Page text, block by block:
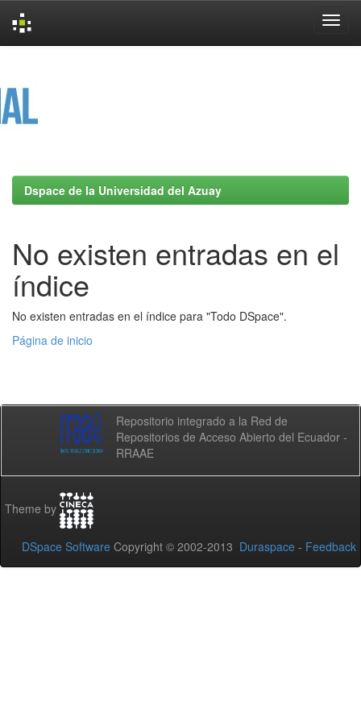
Dspace de la Universidad del Azuay
No existen entradas en el
índice
No existen entradas en el índice para "Todo DSpace".
Página de inicio
Repositorio integrado a la Red de
Repositorios de Acceso Abierto del Ecuador -
RRAAE
Theme by
DSpace Software Copyright © 2002-2013 Duraspace - Feedback